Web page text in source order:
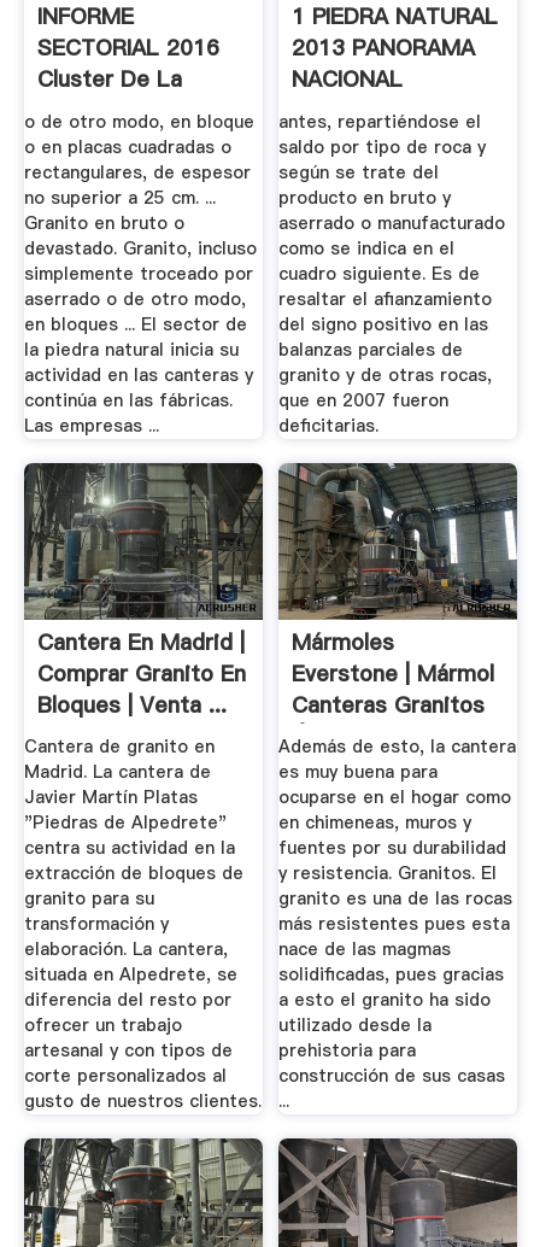
INFORME
SECTORIAL 2016
Cluster De La
Piedra Natural
o de otro modo, en bloque
o en placas cuadradas o
rectangulares, de espesor
no superior a 25 cm. ...
Granito en bruto o
devastado. Granito, incluso
simplemente troceado por
aserrado o de otro modo,
en bloques ... El sector de
la piedra natural inicia su
actividad en las canteras y
continúa en las fábricas.
Las empresas ...
1 PIEDRA NATURAL
2013 PANORAMA
NACIONAL
antes, repartiéndose el
saldo por tipo de roca y
según se trate del
producto en bruto y
aserrado o manufacturado
como se indica en el
cuadro siguiente. Es de
resaltar el afianzamiento
del signo positivo en las
balanzas parciales de
granito y de otras rocas,
que en 2007 fueron
deficitarias.
Cantera En Madrid |
Comprar Granito En
Bloques | Venta ...
Cantera de granito en
Madrid. La cantera de
Javier Martín Platas
"Piedras de Alpedrete"
centra su actividad en la
extracción de bloques de
granito para su
transformación y
elaboración. La cantera,
situada en Alpedrete, se
diferencia del resto por
ofrecer un trabajo
artesanal y con tipos de
corte personalizados al
gusto de nuestros clientes.
Mármoles
Everstone | Mármol
Canteras Granitos
Ónix ...
Además de esto, la cantera
es muy buena para
ocuparse en el hogar como
en chimeneas, muros y
fuentes por su durabilidad
y resistencia. Granitos. El
granito es una de las rocas
más resistentes pues esta
nace de las magmas
solidificadas, pues gracias
a esto el granito ha sido
utilizado desde la
prehistoria para
construcción de sus casas
...